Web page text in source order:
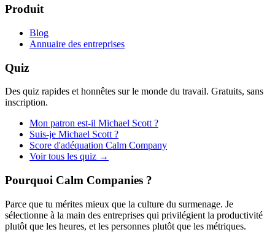
Produit
Blog
Annuaire des entreprises
Quiz
Des quiz rapides et honnêtes sur le monde du travail. Gratuits, sans
inscription.
Mon patron est-il Michael Scott ?
Suis-je Michael Scott ?
Score d'adéquation Calm Company
Voir tous les quiz →
Pourquoi Calm Companies ?
Parce que tu mérites mieux que la culture du surmenage. Je
sélectionne à la main des entreprises qui privilégient la productivité
plutôt que les heures, et les personnes plutôt que les métriques.